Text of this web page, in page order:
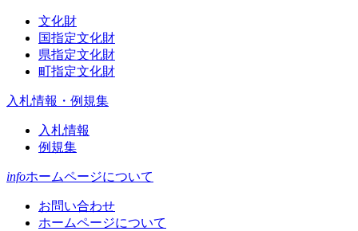
文化財
国指定文化財
県指定文化財
町指定文化財
入札情報・例規集
入札情報
例規集
infoホームページについて
お問い合わせ
ホームページについて